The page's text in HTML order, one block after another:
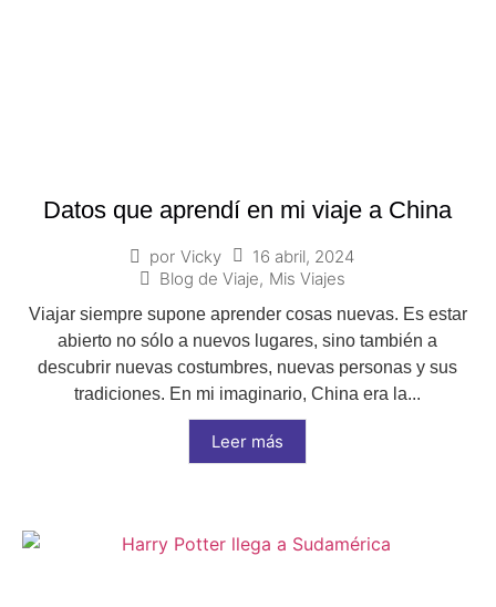
Datos que aprendí en mi viaje a China
por Vicky
16 abril, 2024
Blog de Viaje, Mis Viajes
Viajar siempre supone aprender cosas nuevas. Es estar
abierto no sólo a nuevos lugares, sino también a
descubrir nuevas costumbres, nuevas personas y sus
tradiciones. En mi imaginario, China era la...
Leer más